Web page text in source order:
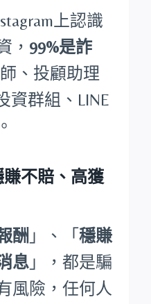
上認識
， 99%是詐
、投顧助理
資群組、LINE
賺不賠、高獲
酬 」、「 穩賺
息 」，都是騙
風險，任何人